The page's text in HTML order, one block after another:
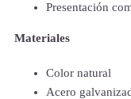
Presentación
Materiales
Color natural
Acero